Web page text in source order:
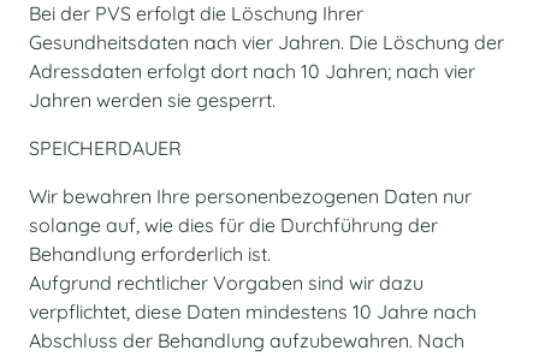
Bei der PVS erfolgt die Löschung Ihrer
Gesundheitsdaten nach vier Jahren. Die Löschung der
Adressdaten erfolgt dort nach 10 Jahren; nach vier
Jahren werden sie gesperrt.
SPEICHERDAUER
Wir bewahren Ihre personenbezogenen Daten nur
solange auf, wie dies für die Durchführung der
Behandlung erforderlich ist.
Aufgrund rechtlicher Vorgaben sind wir dazu
verpflichtet, diese Daten mindestens 10 Jahre nach
Abschluss der Behandlung aufzubewahren. Nach